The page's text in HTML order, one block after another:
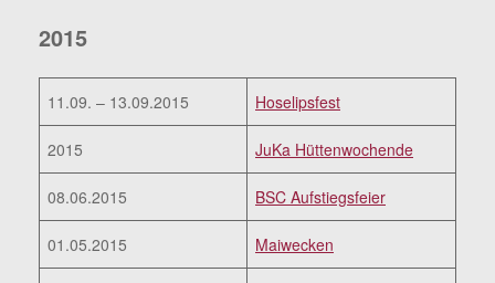
2015
11.09. – 13.09.2015 Hoselipsfest
2015 JuKa Hüttenwochende
08.06.2015 BSC Aufstiegsfeier
01.05.2015 Maiwecken